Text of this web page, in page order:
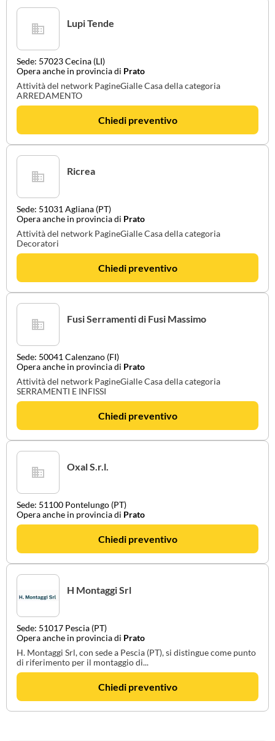
Lupi Tende
Sede: 57023 Cecina (LI)
Opera anche in provincia di Prato
Attività del network PagineGialle Casa della categoria
ARREDAMENTO
Chiedi preventivo
Ricrea
Sede: 51031 Agliana (PT)
Opera anche in provincia di Prato
Attività del network PagineGialle Casa della categoria
Decoratori
Chiedi preventivo
Fusi Serramenti di Fusi Massimo
Sede: 50041 Calenzano (FI)
Opera anche in provincia di Prato
Attività del network PagineGialle Casa della categoria
SERRAMENTI E INFISSI
Chiedi preventivo
Oxal S.r.l.
Sede: 51100 Pontelungo (PT)
Opera anche in provincia di Prato
Chiedi preventivo
H Montaggi Srl
Sede: 51017 Pescia (PT)
Opera anche in provincia di Prato
H. Montaggi Srl, con sede a Pescia (PT), si distingue come punto
di riferimento per il montaggio di...
Chiedi preventivo